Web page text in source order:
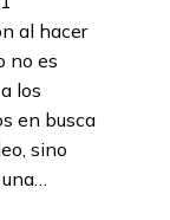
al hacer
no es
los
en busca
sino